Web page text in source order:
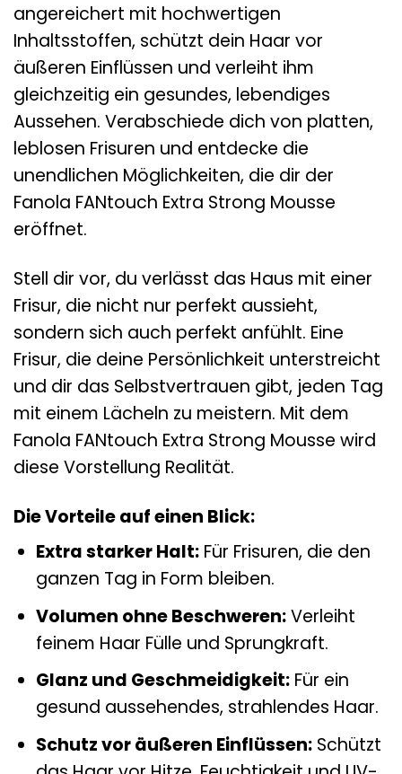
angereichert mit hochwertigen
Inhaltsstoffen, schützt dein Haar vor
äußeren Einflüssen und verleiht ihm
gleichzeitig ein gesundes, lebendiges
Aussehen. Verabschiede dich von platten,
leblosen Frisuren und entdecke die
unendlichen Möglichkeiten, die dir der
Fanola FANtouch Extra Strong Mousse
eröffnet.
Stell dir vor, du verlässt das Haus mit einer
Frisur, die nicht nur perfekt aussieht,
sondern sich auch perfekt anfühlt. Eine
Frisur, die deine Persönlichkeit unterstreicht
und dir das Selbstvertrauen gibt, jeden Tag
mit einem Lächeln zu meistern. Mit dem
Fanola FANtouch Extra Strong Mousse wird
diese Vorstellung Realität.
Die Vorteile auf einen Blick:
Extra starker Halt:Für Frisuren, die den
ganzen Tag in Form bleiben.
Volumen ohne Beschweren:Verleiht
feinem Haar Fülle und Sprungkraft.
Glanz und Geschmeidigkeit:Für ein
gesund aussehendes, strahlendes Haar.
Schutz vor äußeren Einflüssen:Schützt